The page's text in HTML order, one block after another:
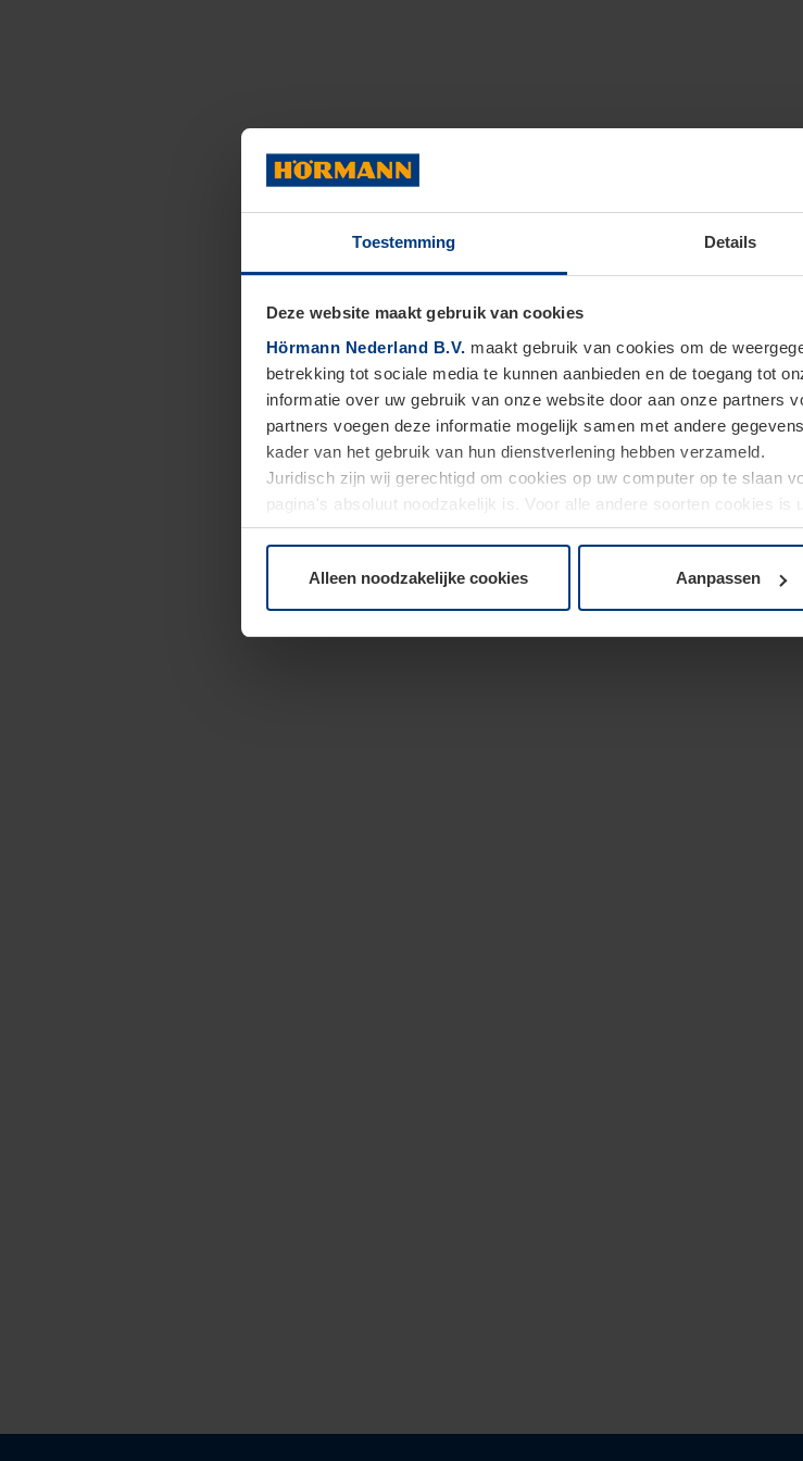
Toestemming Details
Deze website maakt gebruik van cookies
Hörmann Nederland B.V. maakt gebruik van cookies om de
betrekking tot sociale media te kunnen aanbieden en de toegang tot
informatie over uw gebruik van onze website door aan onze partners
partners voegen deze informatie mogelijk samen met andere
kader van het gebruik van hun dienstverlening hebben verzameld.
Juridisch zijn wij gerechtigd om cookies op uw computer op te slaan
pagina's absoluut noodzakelijk is. Voor alle andere soorten cookies
elk moment bij de uitleg van de cookies op paginaprivacyverklaring
Alleen noodzakelijke cookies Aanpassen